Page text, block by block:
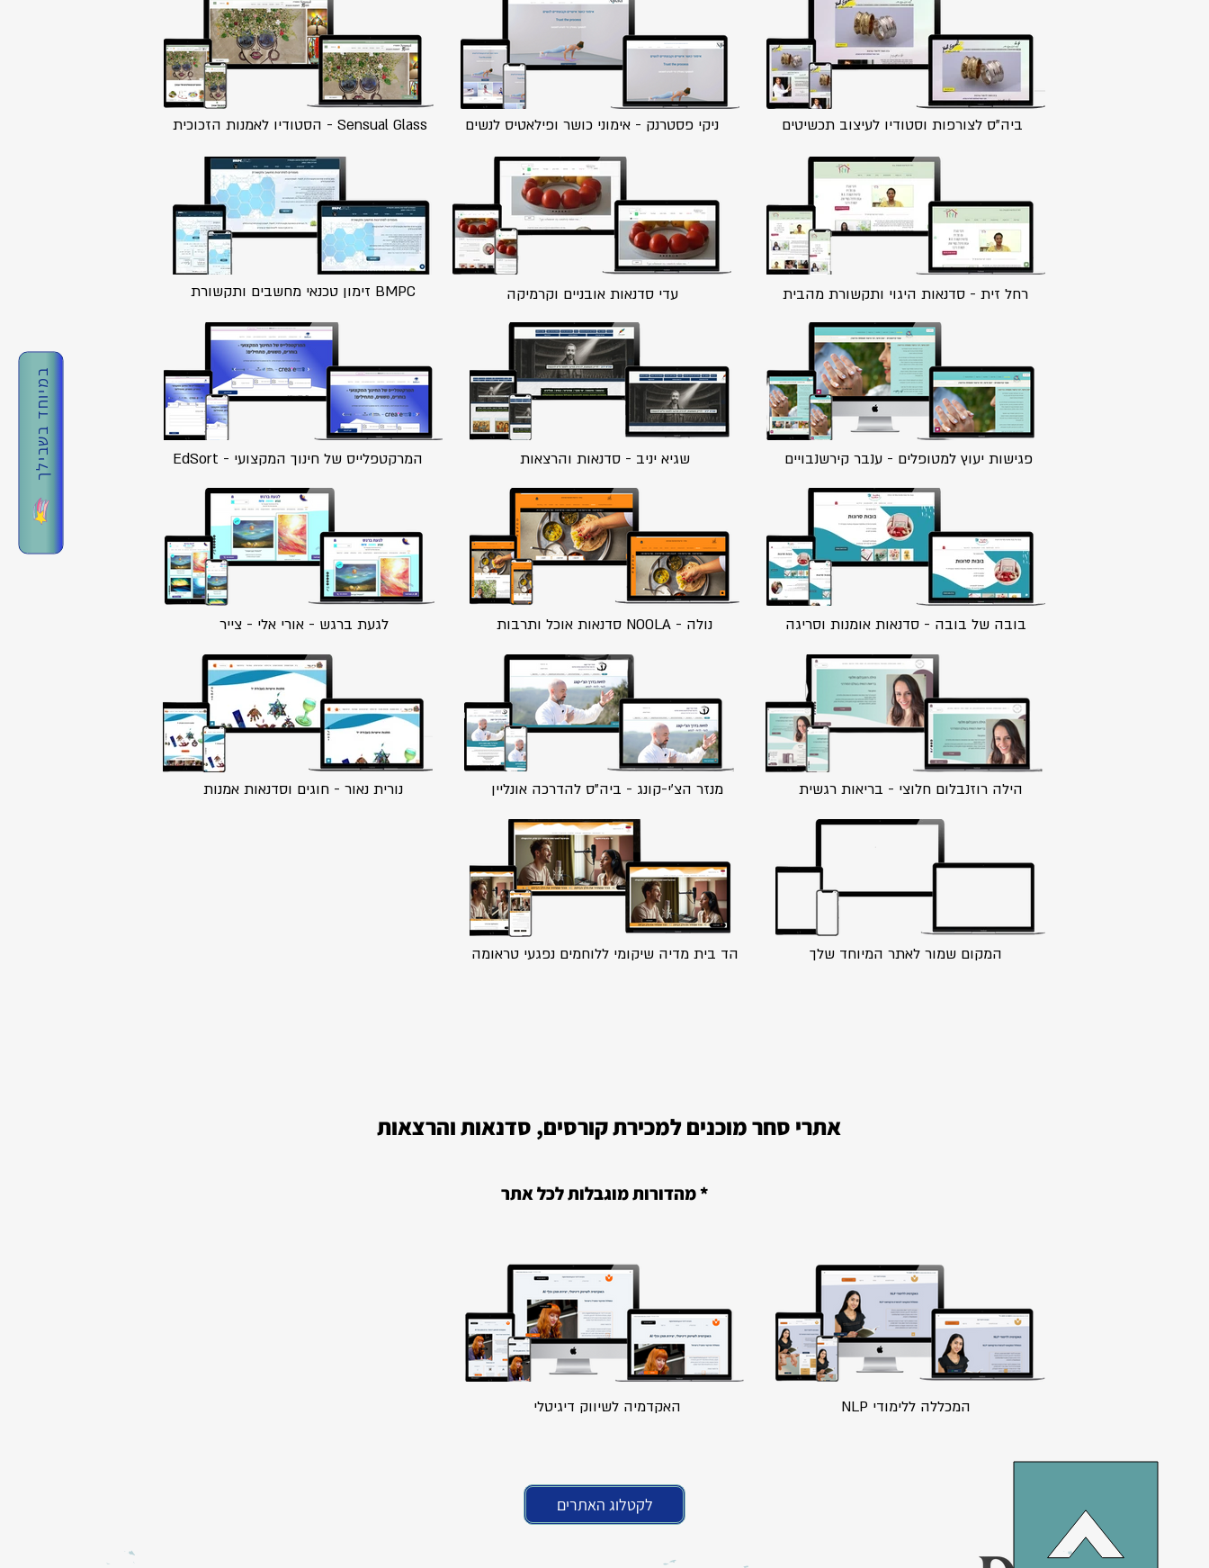
במיוחד בשבילך
ביה"ס לצורפות וסטודיו לעיצוב תכשיטים ניקי פסטרנק - אימוני כושר ופילאטיס לנשים Sensual Glass - הסטודיו לאמנות הזכוכית
רחל זית - סדנאות היגוי ותקשורת מהבית עדי סדנאות אובניים וקרמיקה BMPC זימון טכנאי מחשבים ותקשורת
פגישות יעוץ למטופלים - ענבר קירשנבויים שגיא יניב - סדנאות והרצאות המרקטפלייס של חינוך המקצועי - EdSort
בובה של בובה - סדנאות אומנות וסריגה נולה - NOOLA סדנאות אוכל ותרבות לגעת ברגש - אורי אלי - צייר
הילה רוזנבלום חלוצי - בריאות רגשית מנזר הצ'י-קונג - ביה"ס להדרכה אונליין נורית נאור - חוגים וסדנאות אמנות
המקום שמור לאתר המיוחד שלך הד בית מדיה שיקומי ללוחמים נפגעי טראומה
אתרי סחר מוכנים למכירת קורסים, סדנאות והרצאות
* מהדורות מוגבלות לכל אתר
המכללה ללימודי NLP האקדמיה לשיווק דיגיטלי
לקטלוג האתרים